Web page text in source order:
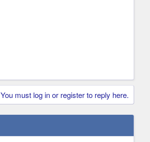
You must log in or register to reply here.